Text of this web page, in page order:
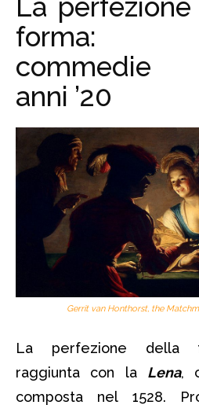
La
commedie
anni ’20
Gerrit van Honthorst, the
La perfezione della
raggiunta con la Lena,
composta nel 1528.